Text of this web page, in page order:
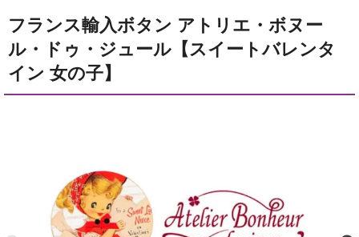
フランス輸入ボタン アトリエ・ボヌー
ル・ドゥ・ジュール【スイートバレンタ
イン 女の子】